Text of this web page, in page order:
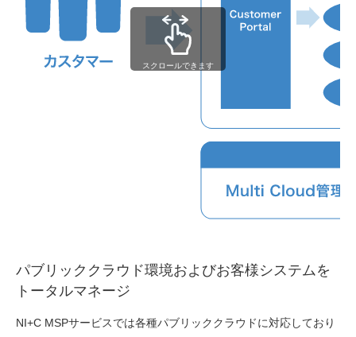
スクロールできます
パブリッククラウド環境およびお客様システムを
トータルマネージ
NI+C MSPサービスでは各種パブリッククラウドに対応しており